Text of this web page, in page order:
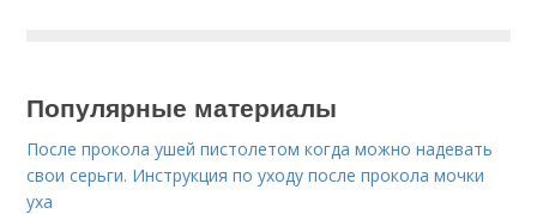
Популярные материалы
После прокола ушей пистолетом когда можно надевать
свои серьги. Инструкция по уходу после прокола мочки
уха